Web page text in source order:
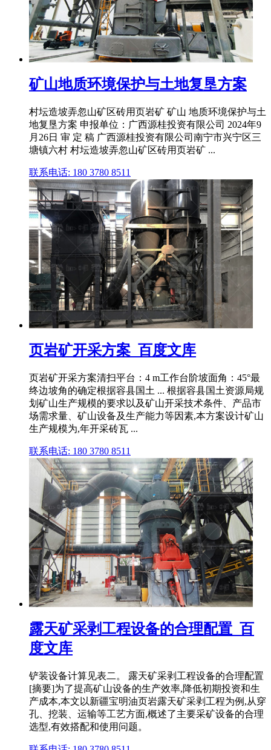
矿山地质环境保护与土地复垦方案
村坛造坡弄忽山矿区砖用页岩矿 矿山 地质环境保护与土
地复垦方案 申报单位：广西源桂投资有限公司 2024年9
月26日 审 定 稿 广西源桂投资有限公司南宁市兴宁区三
塘镇六村 村坛造坡弄忽山矿区砖用页岩矿 ...
联系电话: 180 3780 8511
页岩矿开采方案_百度文库
页岩矿开采方案清扫平台：4 m工作台阶坡面角：45°最
终边坡角的确定根据容县国土 ... 根据容县国土资源局规
划矿山生产规模的要求以及矿山开采技术条件、产品市
场需求量、矿山设备及生产能力等因素,本方案设计矿山
生产规模为,年开采砖瓦 ...
联系电话: 180 3780 8511
露天矿采剥工程设备的合理配置_百
度文库
铲装设备计算见表二。 露天矿采剥工程设备的合理配置
[摘要]为了提高矿山设备的生产效率,降低初期投资和生
产成本,本文以新疆宝明油页岩露天矿采剥工程为例,从穿
孔、挖装、运输等工艺方面,概述了主要采矿设备的合理
选型,有效搭配和使用问题。